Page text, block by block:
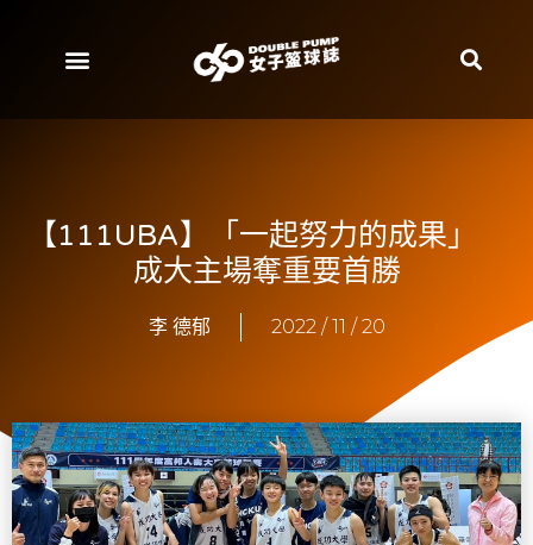
【111UBA】「一起努力的成果」
成大主場奪重要首勝
李 德郁 2022 / 11 / 20